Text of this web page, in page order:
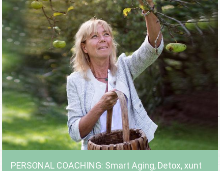
PERSONAL COACHING: Smart Aging, Detox, xunt